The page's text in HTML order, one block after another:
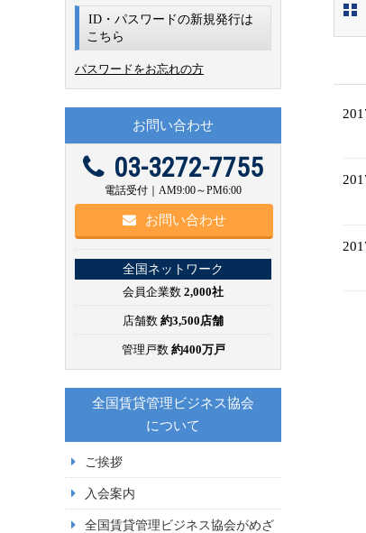
ID・パスワードの新規発行は
こちら
パスワードをお忘れの方
お問い合わせ
03-3272-7755
電話受付｜AM9:00～PM6:00
お問い合わせ
全国ネットワーク
会員企業数 2,000社
店舗数 約3,500店舗
管理戸数 約400万戸
全国賃貸管理ビジネス協会
について
ご挨拶
入会案内
全国賃貸管理ビジネス協会がめざ